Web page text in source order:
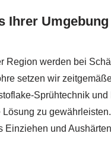
Ihrer Umgebung
Region werden bei
setzen wir
Sprühtechnik
zu
Einziehen und